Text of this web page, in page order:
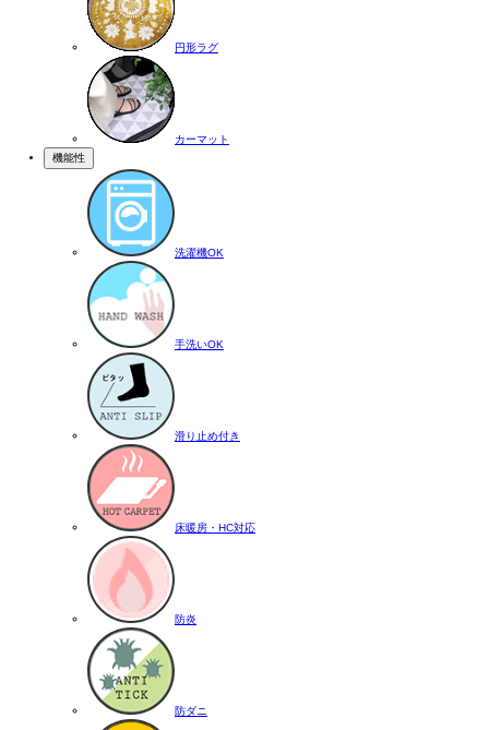
円形ラグ
カーマット
機能性
洗濯機OK
手洗いOK
滑り止め付き
床暖房・HC対応
防炎
防ダニ